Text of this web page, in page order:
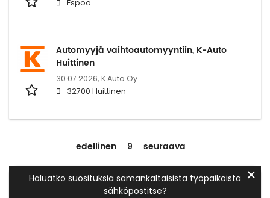
Espoo
Automyyjä vaihtoautomyyntiin, K-Auto
Huittinen
30.07.2026, K Auto Oy
32700 Huittinen
edellinen 9 seuraava
Haluatko suosituksia samankaltaisista työpaikoista
sähköpostitse?
✕